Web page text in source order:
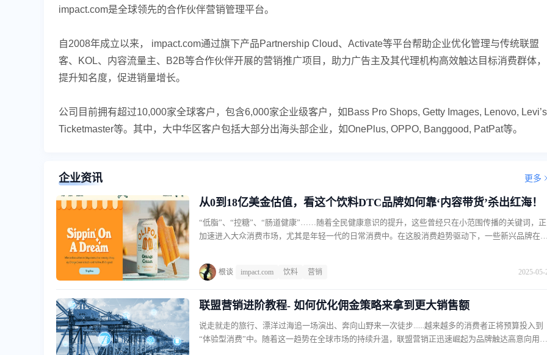
impact.com是全球领先的合作伙伴营销管理平台。
自2008年成立以来， impact.com通过旗下产品Partnership Cloud、Activate等平台帮助企业优化管理与传统联盟
客、KOL、内容流量主、B2B等合作伙伴开展的营销推广项目，助力广告主及其代理机构高效触达目标消费群体，
提升知名度，促进销量增长。
公司目前拥有超过10,000家全球客户，包含6,000家企业级客户，如Bass Pro Shops, Getty Images, Lenovo,
Ticketmaster等。其中，大中华区客户包括大部分出海头部企业，如OnePlus, OPPO, Banggood, PatPat等。
企业资讯 更多
从0到18亿美金估值，看这个饮料DTC品牌如何靠‘内容带货’杀出红海！
“低脂”、“控糖”、“肠道健康”……随着全民健康意识的提升，这些曾经只在小范围传播的关键词，正
加速进入大众消费市场，尤其是年轻一代的日常消费中。在这股消费趋势驱动下，一些新兴品牌在全
道面临着分销成本高、零售利润薄、库存与供应链压力大等多重挑战，很难快速实现规模化增长。创
立于2018年的功能性汽水品牌Olipop
根谈 impact.com 饮料 营销 2025-05-
联盟营销进阶教程- 如何优化佣金策略来拿到更大销售额
说走就走的旅行、漂洋过海追一场演出、奔向山野来一次徒步......越来越多的消费者正将预算投入到
“体验型消费”中。随着这一趋势在全球市场的持续升温，联盟营销正迅速崛起为品牌触达高意向用户